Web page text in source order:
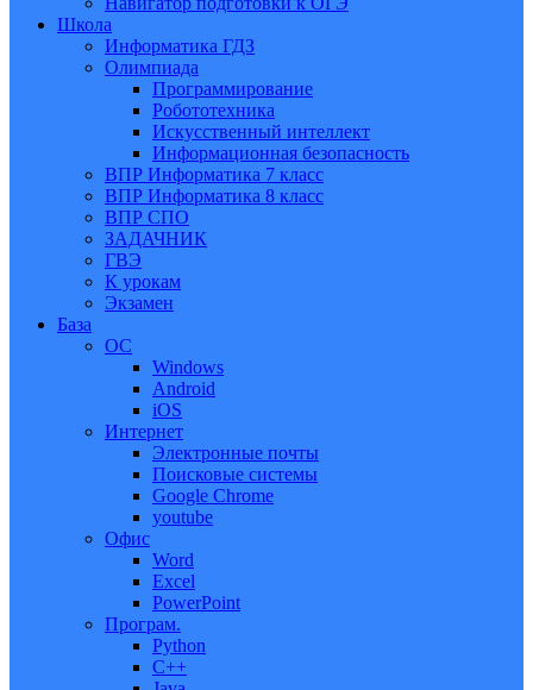
Школа
Информатика ГДЗ
Олимпиада
Программирование
Робототехника
Искусственный интеллект
Информационная безопасность
ВПР Информатика 7 класс
ВПР Информатика 8 класс
ВПР СПО
ЗАДАЧНИК
ГВЭ
К урокам
Экзамен
База
ОС
Windows
Android
iOS
Интернет
Электронные почты
Поисковые системы
Google Chrome
youtube
Офис
Word
Excel
PowerPoint
Програм.
Python
C++